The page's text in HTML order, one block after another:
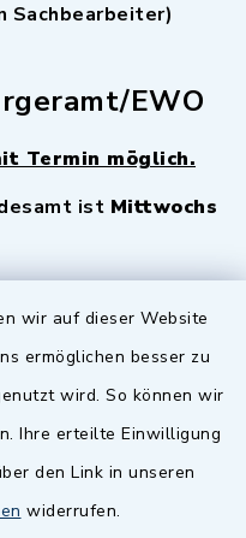
wir auf dieser Website
ermöglichen besser zu
wird. So können wir
Ihre erteilte Einwilligung
den Link in unseren
widerrufen.
Sachbearbeiter)
EWO
Termin möglich.
ist Mittwochs